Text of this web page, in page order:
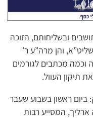
ובשליחותם, הזוכה
שליט”א, והן מרה”ע ר’
וכמה מכתבים לגורמים
תיקון העוול.
ראשון בשבוע שעבר
המסייע רבות